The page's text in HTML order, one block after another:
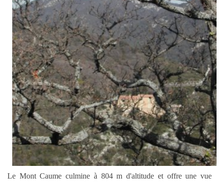
Le Mont Caume culmine à 804 m d'altitude et offre une vue